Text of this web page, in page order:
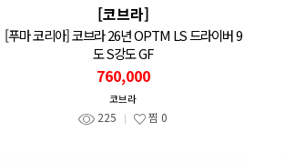
[코브라]
[푸마 코리아] 코브라 26년 OPTM LS 드라이버 9
도 S강도 GF
760,000
코브라
225 찜 0